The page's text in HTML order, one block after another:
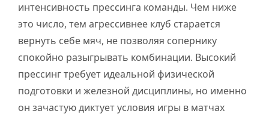
интенсивность прессинга команды. Чем ниже
это число, тем агрессивнее клуб старается
вернуть себе мяч, не позволяя сопернику
спокойно разыгрывать комбинации. Высокий
прессинг требует идеальной физической
подготовки и железной дисциплины, но именно
он зачастую диктует условия игры в матчах